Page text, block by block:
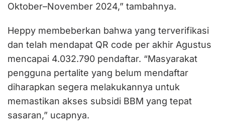
Oktober–November 2024,” tambahnya.
Heppy membeberkan bahwa yang terverifikasi
dan telah mendapat QR code per akhir Agustus
mencapai 4.032.790 pendaftar. “Masyarakat
pengguna pertalite yang belum mendaftar
diharapkan segera melakukannya untuk
memastikan akses subsidi BBM yang tepat
sasaran,” ucapnya.